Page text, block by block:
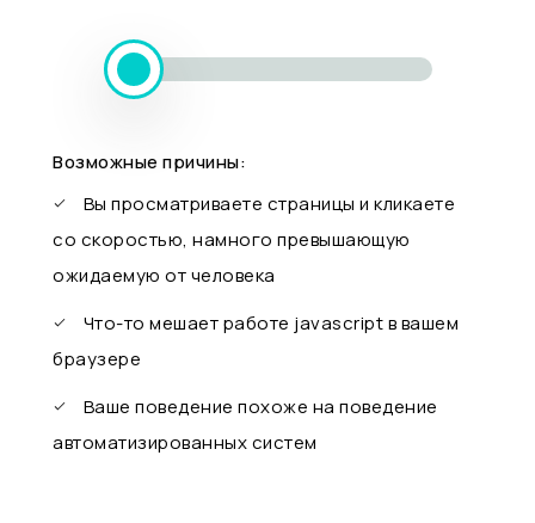
Возможные причины:
Вы просматриваете страницы и кликаете
со скоростью, намного превышающую
ожидаемую от человека
Что-то мешает работе javascript в вашем
браузере
Ваше поведение похоже на поведение
автоматизированных систем